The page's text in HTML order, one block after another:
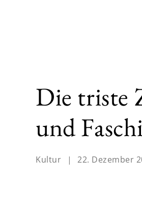
Die triste
und
Kultur | 22. Dezember